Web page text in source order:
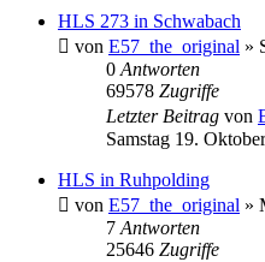
HLS 273 in Schwabach
von E57_the_original »
0 Antworten
69578 Zugriffe
Letzter Beitrag von
Samstag 19.
HLS in Ruhpolding
von E57_the_original »
7 Antworten
25646 Zugriffe